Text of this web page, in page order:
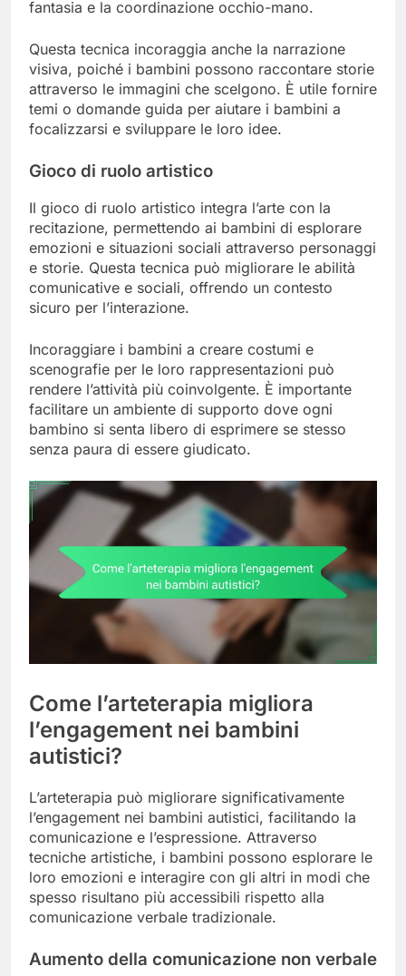
fantasia e la coordinazione occhio-mano.
Questa tecnica incoraggia anche la narrazione
visiva, poiché i bambini possono raccontare storie
attraverso le immagini che scelgono. È utile fornire
temi o domande guida per aiutare i bambini a
focalizzarsi e sviluppare le loro idee.
Gioco di ruolo artistico
Il gioco di ruolo artistico integra l’arte con la
recitazione, permettendo ai bambini di esplorare
emozioni e situazioni sociali attraverso personaggi
e storie. Questa tecnica può migliorare le abilità
comunicative e sociali, offrendo un contesto
sicuro per l’interazione.
Incoraggiare i bambini a creare costumi e
scenografie per le loro rappresentazioni può
rendere l’attività più coinvolgente. È importante
facilitare un ambiente di supporto dove ogni
bambino si senta libero di esprimere se stesso
senza paura di essere giudicato.
Come l’arteterapia migliora
l’engagement nei bambini
autistici?
L’arteterapia può migliorare significativamente
l’engagement nei bambini autistici, facilitando la
comunicazione e l’espressione. Attraverso
tecniche artistiche, i bambini possono esplorare le
loro emozioni e interagire con gli altri in modi che
spesso risultano più accessibili rispetto alla
comunicazione verbale tradizionale.
Aumento della comunicazione non verbale